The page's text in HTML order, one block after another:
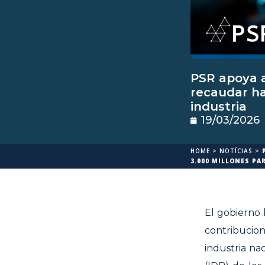
PSR
recaudar
industria
19/03/2026
HOME > NOTÍCIAS >
3.000 MILLONES
El gobierno
industria